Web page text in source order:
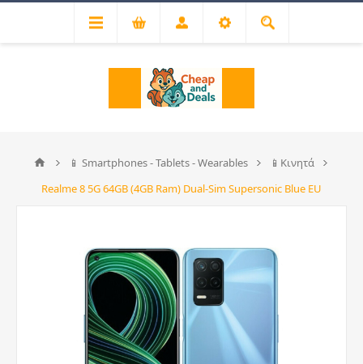
📱 Smartphones - Tablets - Wearables
📱Κινητά
Realme 8 5G 64GB (4GB Ram) Dual-Sim Supersonic Blue EU